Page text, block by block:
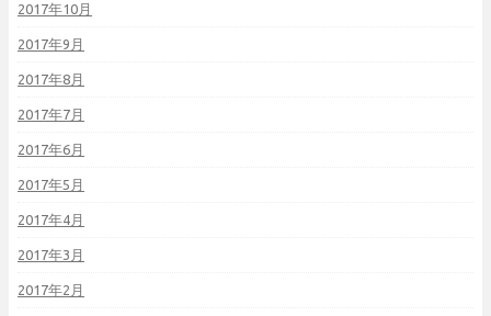
2017年10月
2017年9月
2017年8月
2017年7月
2017年6月
2017年5月
2017年4月
2017年3月
2017年2月